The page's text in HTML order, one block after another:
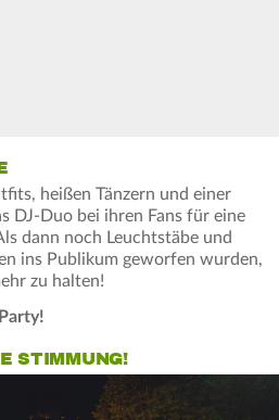
heißen Tänzern und einer
DJ-Duo bei ihren Fans für eine
dann noch Leuchtstäbe und
ins Publikum geworfen wurden,
zu halten!
STIMMUNG!